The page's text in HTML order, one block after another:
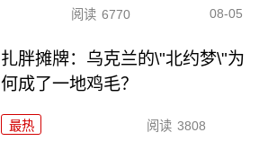
阅读 6770 08-05
扎胖摊牌：乌克兰的\"北约梦\"为
何成了一地鸡毛？
最热 阅读 3808